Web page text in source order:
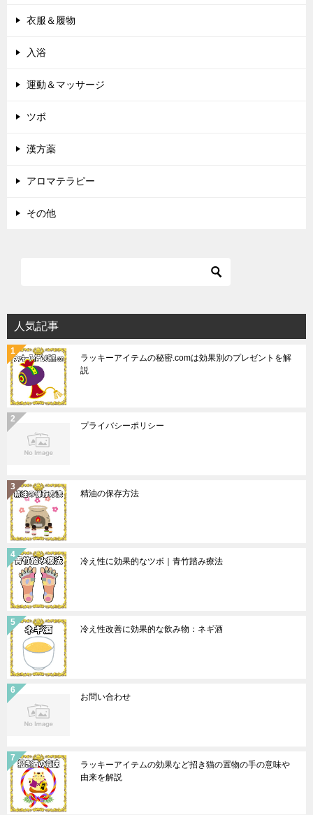
衣服＆履物
入浴
運動＆マッサージ
ツボ
漢方薬
アロマテラピー
その他
人気記事
ラッキーアイテムの秘密.comは効果別のプレゼントを解
説
プライバシーポリシー
精油の保存方法
冷え性に効果的なツボ｜青竹踏み療法
冷え性改善に効果的な飲み物：ネギ酒
お問い合わせ
ラッキーアイテムの効果など招き猫の置物の手の意味や
由来を解説